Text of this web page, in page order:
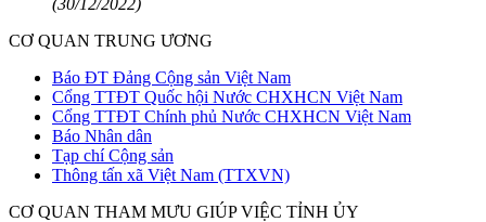
(30/12/2022)
CƠ QUAN TRUNG ƯƠNG
Báo ĐT Đảng Cộng sản Việt Nam
Cổng TTĐT Quốc hội Nước CHXHCN Việt Nam
Cổng TTĐT Chính phủ Nước CHXHCN Việt Nam
Báo Nhân dân
Tạp chí Cộng sản
Thông tấn xã Việt Nam (TTXVN)
CƠ QUAN THAM MƯU GIÚP VIỆC TỈNH ỦY